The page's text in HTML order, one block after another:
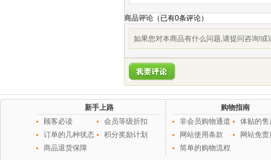
商品评论 （已有0条评论）
如果您对本商品有什么问题,请提问咨询!
新手上路
顾客必读
会员等级折扣
订单的几种状态
积分奖励计划
商品退货保障
购物指南
非会员购物通道
体贴的售
网站使用条款
网站免
简单的购物流程